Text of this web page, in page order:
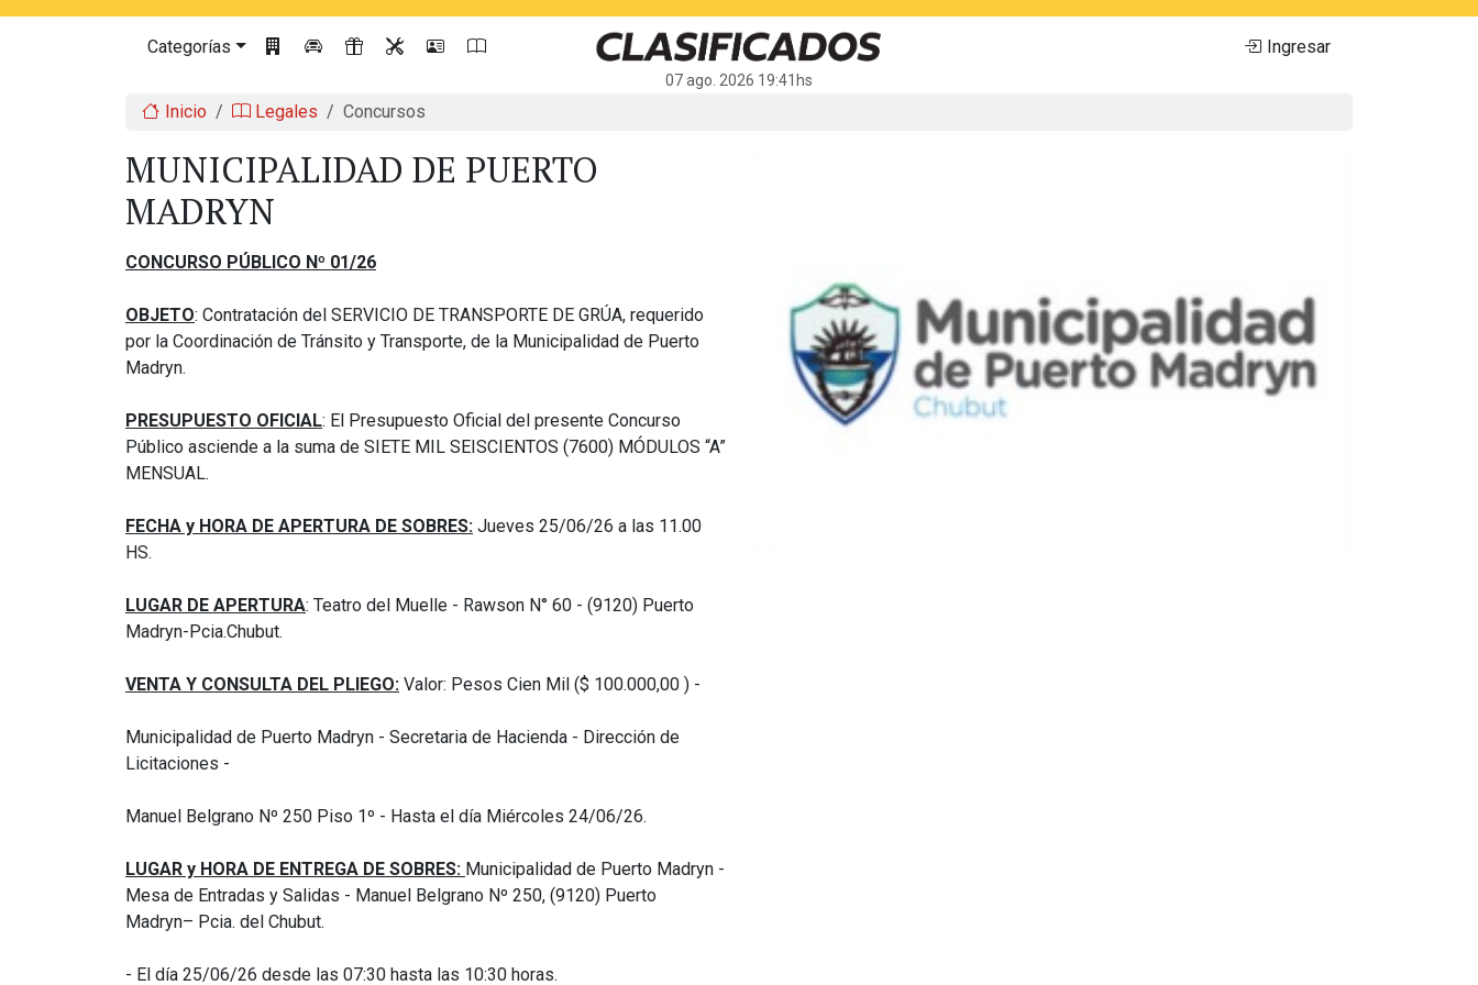
Categorías Ingresar
07 ago. 2026 19:41hs
Inicio Legales Concursos
MUNICIPALIDAD DE PUERTO
MADRYN
CONCURSO PÚBLICO Nº 01/26
OBJETO: Contratación del SERVICIO DE TRANSPORTE DE GRÚA, requerido
por la Coordinación de Tránsito y Transporte, de la Municipalidad de Puerto
Madryn.
PRESUPUESTO OFICIAL: El Presupuesto Oficial del presente Concurso
Público asciende a la suma de SIETE MIL SEISCIENTOS (7600) MÓDULOS “A”
MENSUAL.
FECHA y HORA DE APERTURA DE SOBRES: Jueves 25/06/26 a las 11.00
HS.
LUGAR DE APERTURA: Teatro del Muelle - Rawson N° 60 - (9120) Puerto
Madryn-Pcia.Chubut.
VENTA Y CONSULTA DEL PLIEGO: Valor: Pesos Cien Mil ($ 100.000,00 ) -
Municipalidad de Puerto Madryn - Secretaria de Hacienda - Dirección de
Licitaciones -
Manuel Belgrano Nº 250 Piso 1º - Hasta el día Miércoles 24/06/26.
LUGAR y HORA DE ENTREGA DE SOBRES: Municipalidad de Puerto Madryn -
Mesa de Entradas y Salidas - Manuel Belgrano Nº 250, (9120) Puerto
Madryn– Pcia. del Chubut.
- El día 25/06/26 desde las 07:30 hasta las 10:30 horas.